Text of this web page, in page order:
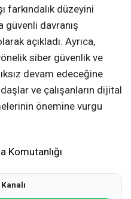
farkındalık düzeyini
davranış
açıkladı. Ayrıca,
siber güvenlik ve
devam edeceğine
ve çalışanların dijital
önemine vurgu
Komutanlığı